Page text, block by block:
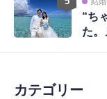
“ち
た
カテゴリー